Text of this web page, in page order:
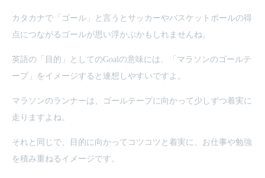
カタカナで「ゴール」と言うとサッカーやバスケットボールの得
点につながるゴールが思い浮かぶかもしれませんね。
英語の「目的」としてのGoalの意味には、「マラソンのゴールテ
ープ」をイメージすると連想しやすいですよ。
マラソンのランナーは、ゴールテープに向かって少しずつ着実に
走りますよね。
それと同じで、目的に向かってコツコツと着実に、お仕事や勉強
を積み重ねるイメージです。